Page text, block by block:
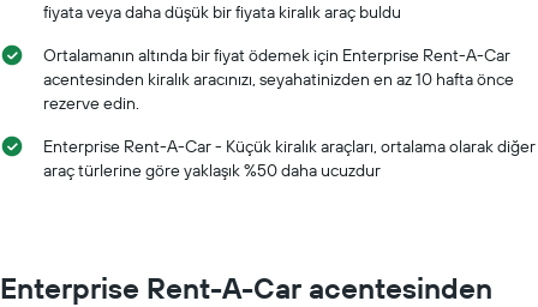
fiyata veya daha düşük bir fiyata kiralık araç buldu
Ortalamanın altında bir fiyat ödemek için Enterprise Rent-A-Car
acentesinden kiralık aracınızı, seyahatinizden en az 10 hafta önce
rezerve edin.
Enterprise Rent-A-Car - Küçük kiralık araçları, ortalama olarak diğer
araç türlerine göre yaklaşık %50 daha ucuzdur
Enterprise Rent-A-Car acentesinden